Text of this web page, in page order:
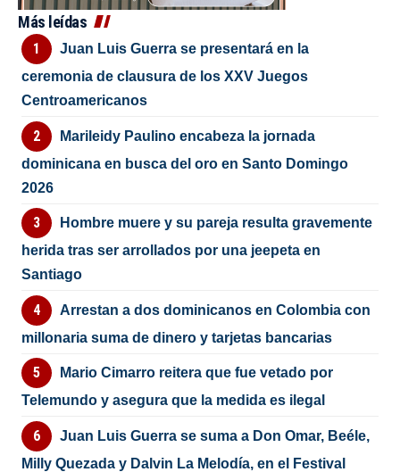
Más leídas
Juan Luis Guerra se presentará en la
ceremonia de clausura de los XXV Juegos
Centroamericanos
Marileidy Paulino encabeza la jornada
dominicana en busca del oro en Santo Domingo
2026
Hombre muere y su pareja resulta gravemente
herida tras ser arrollados por una jeepeta en
Santiago
Arrestan a dos dominicanos en Colombia con
millonaria suma de dinero y tarjetas bancarias
Mario Cimarro reitera que fue vetado por
Telemundo y asegura que la medida es ilegal
Juan Luis Guerra se suma a Don Omar, Beéle,
Milly Quezada y Dalvin La Melodía, en el Festival